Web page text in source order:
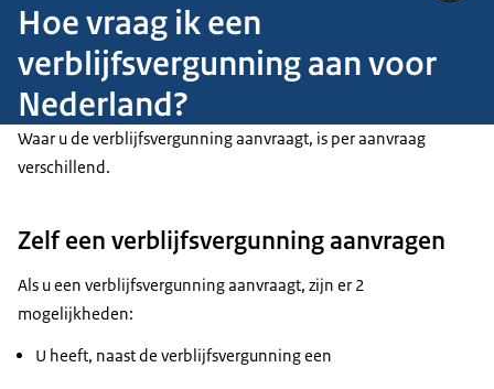
Hoe vraag ik een
verblijfsvergunning aan voor
Nederland?
Waar u de verblijfsvergunning aanvraagt, is per aanvraag
verschillend.
Zelf een verblijfsvergunning aanvragen
Als u een verblijfsvergunning aanvraagt, zijn er 2
mogelijkheden:
U heeft, naast de verblijfsvergunning een